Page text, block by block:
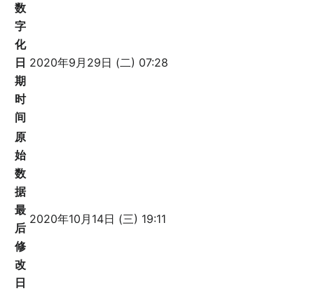
数
字
化
日
期
时
间
2020年9月29日 (二) 07:28
原
始
数
据
最
后
修
改
日
2020年10月14日 (三) 19:11